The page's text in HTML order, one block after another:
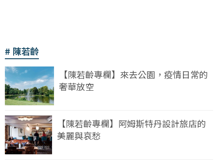
陳若齡
【陳若齡專欄】來去公園，疫情日常的
奢華放空
【陳若齡專欄】阿姆斯特丹設計旅店的
美麗與哀愁